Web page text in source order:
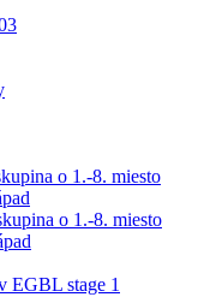
o 1.-8. miesto
o 1.-8. miesto
EGBL stage 1